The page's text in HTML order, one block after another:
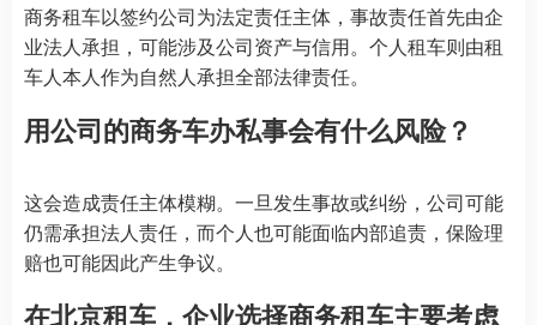
商务租车以签约公司为法定责任主体，事故责任首先由企
业法人承担，可能涉及公司资产与信用。个人租车则由租
车人本人作为自然人承担全部法律责任。
用公司的商务车办私事会有什么风险？
这会造成责任主体模糊。一旦发生事故或纠纷，公司可能
仍需承担法人责任，而个人也可能面临内部追责，保险理
赔也可能因此产生争议。
在北京租车 ，企业选择商务租车主要考虑